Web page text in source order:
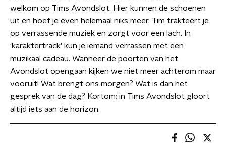
welkom op Tims Avondslot. Hier kunnen de schoenen
uit en hoef je even helemaal niks meer. Tim trakteert je
op verrassende muziek en zorgt voor een lach. In
'karaktertrack' kun je iemand verrassen met een
muzikaal cadeau. Wanneer de poorten van het
Avondslot opengaan kijken we niet meer achterom maar
vooruit! Wat brengt ons morgen? Wat is dan het
gesprek van de dag? Kortom; in Tims Avondslot gloort
altijd iets aan de horizon.